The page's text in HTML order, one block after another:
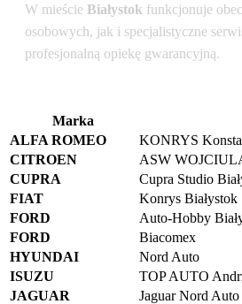
W mieście Białystok funkcjonuje
osobowych, jak i specjalistyczne
profesjonalną opiekę gwarancyjną.
Marka
ALFA ROMEO
KONRYS
CITROEN
ASW
CUPRA
Cupra Studio
FIAT
Konrys Białystok
FORD
Auto-Hobby
FORD
Biacomex
HYUNDAI
Nord Auto
ISUZU
TOP AUTO
JAGUAR
Jaguar Nord Auto